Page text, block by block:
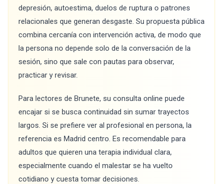
depresión, autoestima, duelos de ruptura o patrones
relacionales que generan desgaste. Su propuesta pública
combina cercanía con intervención activa, de modo que
la persona no depende solo de la conversación de la
sesión, sino que sale con pautas para observar,
practicar y revisar.
Para lectores de Brunete, su consulta online puede
encajar si se busca continuidad sin sumar trayectos
largos. Si se prefiere ver al profesional en persona, la
referencia es Madrid centro. Es recomendable para
adultos que quieren una terapia individual clara,
especialmente cuando el malestar se ha vuelto
cotidiano y cuesta tomar decisiones.